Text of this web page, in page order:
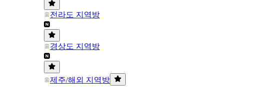
전라도 지역방
경상도 지역방
제주/해외 지역방